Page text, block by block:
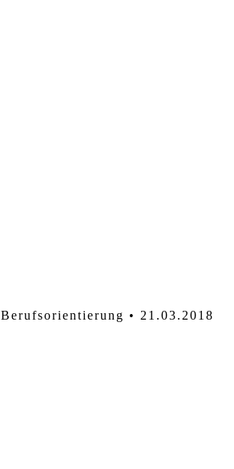
Berufsorientierung • 21.03.2018